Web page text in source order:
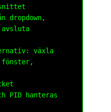
dropdown,
växla
PID hanteras